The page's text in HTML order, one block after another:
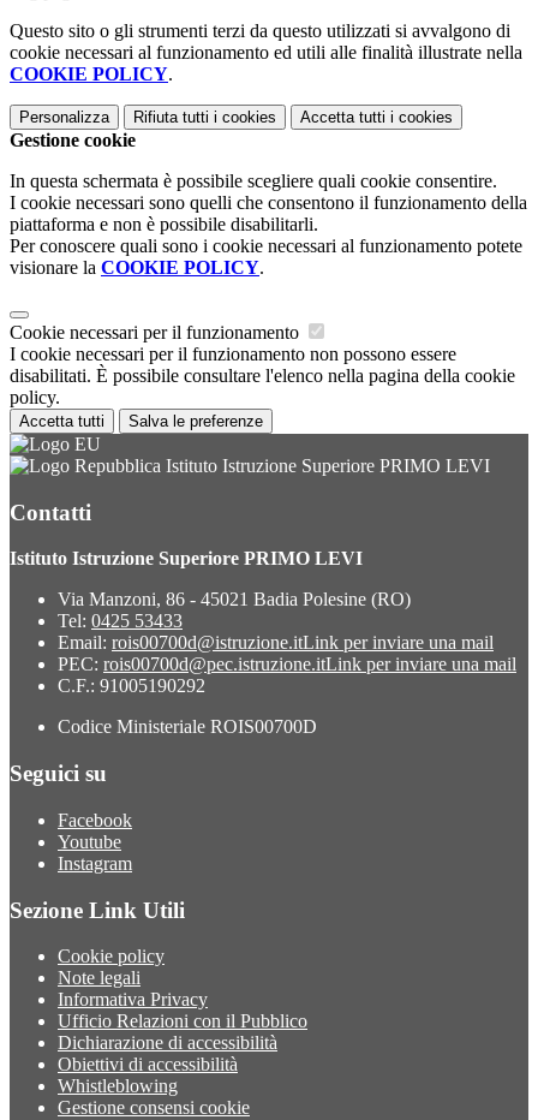
Questo sito o gli strumenti terzi da questo utilizzati si avvalgono di
cookie necessari al funzionamento ed utili alle finalità illustrate nella
COOKIE POLICY.
Personalizza Rifiuta tutti i cookies Accetta tutti i cookies
Gestione cookie
In questa schermata è possibile scegliere quali cookie consentire.
I cookie necessari sono quelli che consentono il funzionamento della
piattaforma e non è possibile disabilitarli.
Per conoscere quali sono i cookie necessari al funzionamento potete
visionare la COOKIE POLICY.
Cookie necessari per il funzionamento
I cookie necessari per il funzionamento non possono essere
disabilitati. È possibile consultare l'elenco nella pagina della cookie
policy.
Accetta tutti Salva le preferenze
Istituto Istruzione Superiore PRIMO LEVI
Contatti
Istituto Istruzione Superiore PRIMO LEVI
Via Manzoni, 86 - 45021 Badia Polesine (RO)
Tel: 0425 53433
Email: rois00700d@istruzione.itLink per inviare una mail
PEC: rois00700d@pec.istruzione.itLink per inviare una mail
C.F.: 91005190292
Codice Ministeriale ROIS00700D
Seguici su
Facebook
Youtube
Instagram
Sezione Link Utili
Cookie policy
Note legali
Informativa Privacy
Ufficio Relazioni con il Pubblico
Dichiarazione di accessibilità
Obiettivi di accessibilità
Whistleblowing
Gestione consensi cookie